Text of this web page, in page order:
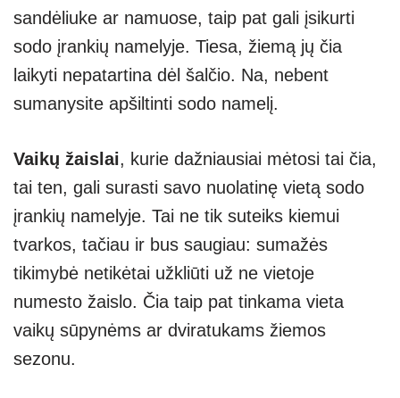
sandėliuke ar namuose, taip pat gali įsikurti
sodo įrankių namelyje. Tiesa, žiemą jų čia
laikyti nepatartina dėl šalčio. Na, nebent
sumanysite apšiltinti sodo namelį.
Vaikų žaislai, kurie dažniausiai mėtosi tai čia,
tai ten, gali surasti savo nuolatinę vietą sodo
įrankių namelyje. Tai ne tik suteiks kiemui
tvarkos, tačiau ir bus saugiau: sumažės
tikimybė netikėtai užkliūti už ne vietoje
numesto žaislo. Čia taip pat tinkama vieta
vaikų sūpynėms ar dviratukams žiemos
sezonu.